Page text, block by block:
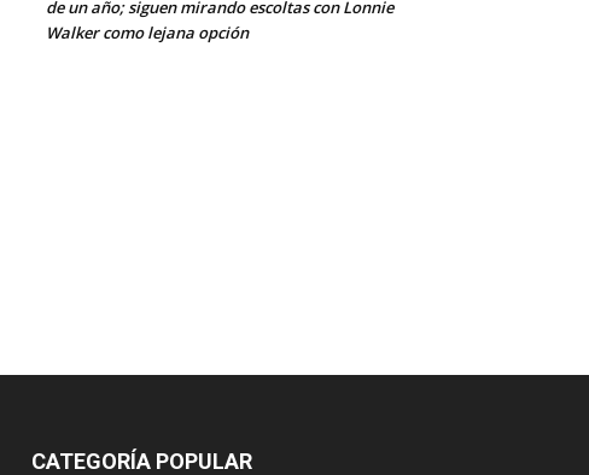
de un año; siguen mirando escoltas con Lonnie
Walker como lejana opción
CATEGORÍA POPULAR